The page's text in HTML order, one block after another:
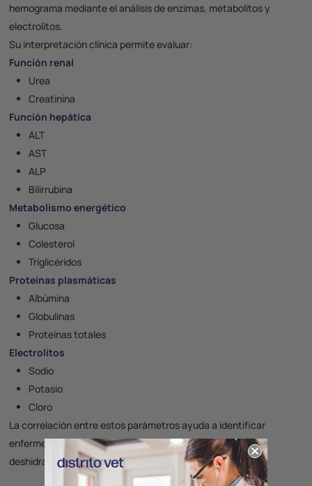
hemograma mediante el análisis de enzimas, metabolitos y
electrolitos.
Su interpretación clínica permite evaluar:
Función renal
Urea
Creatinina
Función hepática
ALT
AST
ALP
Bilirrubina
Metabolismo energético
Glucosa
Colesterol
Triglicéridos
Proteínas plasmáticas
Albúmina
Globulinas
Proteínas totales
Electrolitos
Sodio
Potasio
Cloro
La correlación entre estos parámetros ayuda a identificar
enfermedades sistémicas, alteraciones endocrinas,
deshidratación y compromiso multiorgánico.